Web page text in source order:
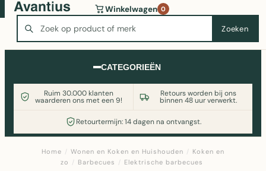
Zoeken
Winkelwagen 0
CATEGORIEËN
Ruim 30.000 klanten
waarderen ons met een 9!
Retours worden bij ons
binnen 48 uur verwerkt.
Retourtermijn: 14 dagen na ontvangst.
Wasmachine of koelkast nodig? Vergelijk alle prijzen op
Witgoedaanbod.nl
Home / Wonen en Koken en Huishouden / Koken en
zo / Barbecues / Elektrische barbecues